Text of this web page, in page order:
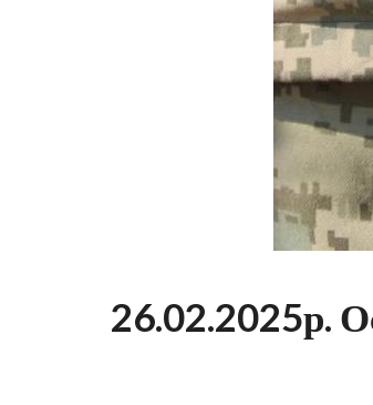
26.02.2025р.